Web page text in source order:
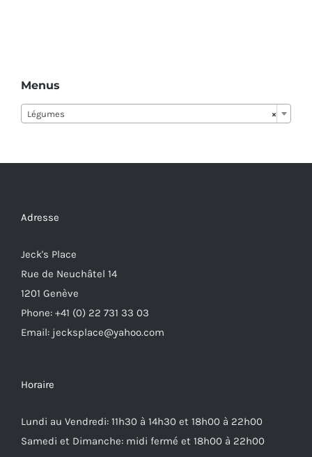
Menus
×
Légumes
Adresse
Jeck's Place
Rue de Neuchâtel 14
1201 Genève
Phone: +41 (0) 22 731 33 03
Email: jecksplace@yahoo.com
Horaire
Lundi au Vendredi: 11h30 à 14h30 et 18h00 à 22h00
Samedi et Dimanche: midi fermé et 18h00 à 22h00